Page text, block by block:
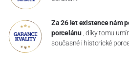
Za 26 let existence nám
porcelánu , díky tomu
současné i historické